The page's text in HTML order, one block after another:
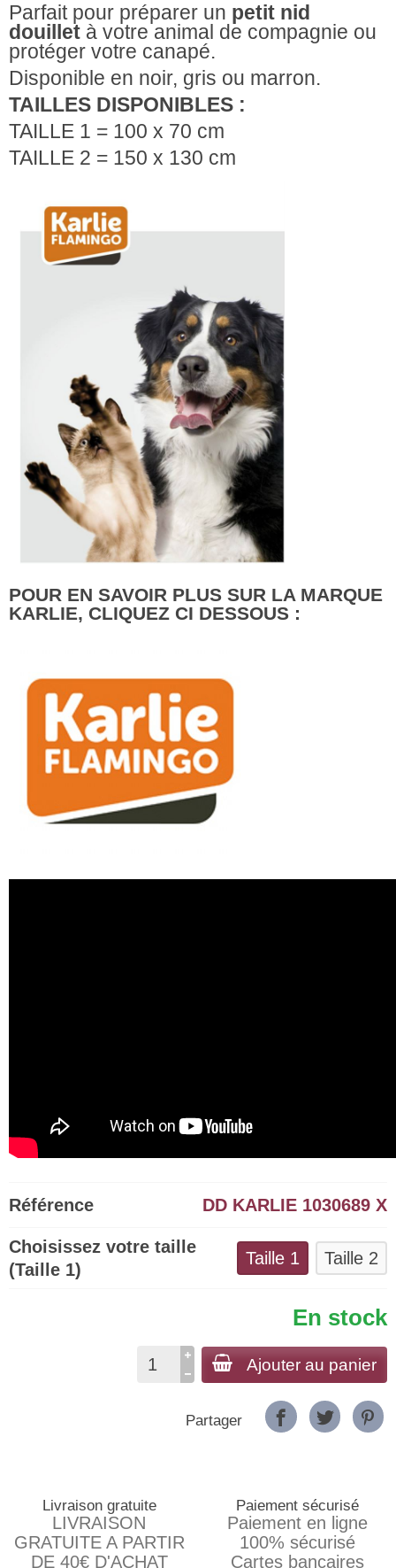
Parfait pour préparer un petit nid
douillet à votre animal de compagnie ou
protéger votre canapé.
Disponible en noir, gris ou marron.
TAILLES DISPONIBLES :
TAILLE 1 = 100 x 70 cm
TAILLE 2 = 150 x 130 cm
POUR EN SAVOIR PLUS SUR LA MARQUE
KARLIE, CLIQUEZ CI DESSOUS :
Référence DD KARLIE 1030689 X
Choisissez votre taille
(Taille 1)
Taille 1 Taille 2
En stock
Ajouter au panier
Partager
Livraison gratuite
LIVRAISON
GRATUITE A PARTIR
DE 40€ D'ACHAT
Paiement sécurisé
Paiement en ligne
100% sécurisé
Cartes bancaires